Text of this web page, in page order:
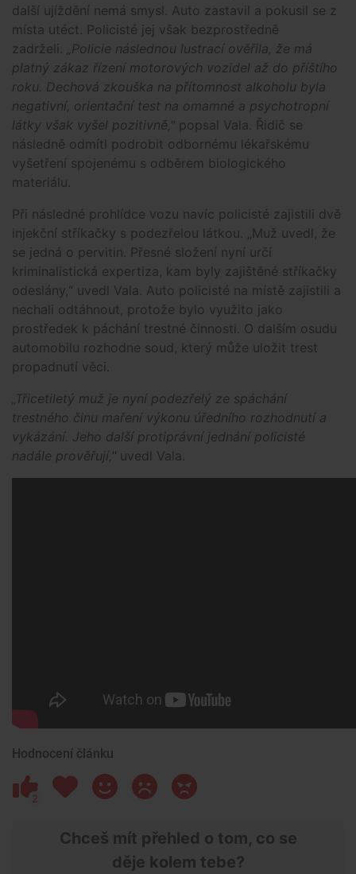
další ujíždění nemá smysl. Auto zastavil a pokusil se z
místa utéct. Policisté jej však bezprostředně
zadrželi.
„Policie následnou lustrací ověřila, že má
platný zákaz řízení motorových vozidel až do příštího
roku. Dechová zkouška na přítomnost alkoholu byla
negativní, orientační test na omamné a psychotropní
látky však vyšel pozitivně," popsal Vala. Řidič se
následně odmítl podrobit odbornému lékařskému
vyšetření spojenému s odběrem biologického
materiálu.
Při následné prohlídce vozu navíc policisté zajistili dvě
injekční stříkačky s podezřelou látkou. „Muž uvedl, že
se jedná o pervitin. Přesné složení nyní určí
kriminalistická expertiza, kam byly zajištěné stříkačky
odeslány,“ uvedl Vala. Auto policisté na místě zajistili a
nechali odtáhnout, protože bylo využito jako
prostředek k páchání trestné činnosti. O dalším osudu
automobilu rozhodne soud, který může uložit trest
propadnutí věci.
„Třicetiletý muž je nyní podezřelý ze spáchání
trestného činu maření výkonu úředního rozhodnutí a
vykázání. Jeho další protiprávní jednání policisté
nadále prověřují," uvedl Vala.
Hodnocení článku
2
Chceš mít přehled o tom, co se
děje kolem tebe?